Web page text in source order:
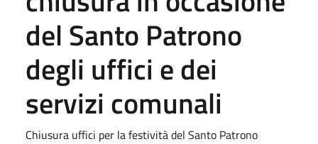
del Santo Patrono
degli uffici e dei
servizi comunali
Chiusura uffici per la festività del Santo Patrono